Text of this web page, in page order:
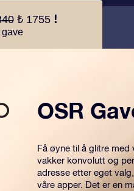
₺ 1755 !
OSR
Få øyne til å glitre med
vakker konvolutt og
adresse etter eget
våre apper. Det er en